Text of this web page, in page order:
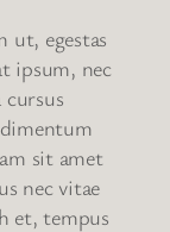
egestas
ipsum, nec
sit amet
nec vitae
et, tempus